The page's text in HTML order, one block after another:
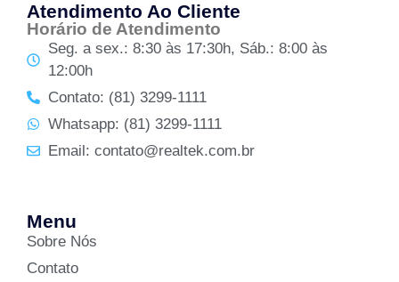
Atendimento Ao Cliente
Horário de Atendimento
Seg. a sex.: 8:30 às 17:30h, Sáb.: 8:00 às
12:00h
Contato: (81) 3299-1111
Whatsapp: (81) 3299-1111
Email: contato@realtek.com.br
Menu
Sobre Nós
Contato